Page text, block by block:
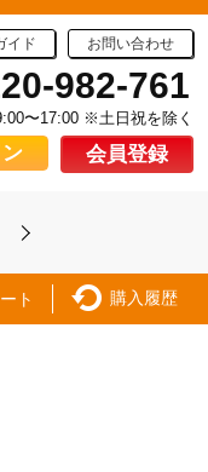
イド お問い合わせ
982-761
〜17:00 ※土日祝を除く
会員登録
ト 購入履歴